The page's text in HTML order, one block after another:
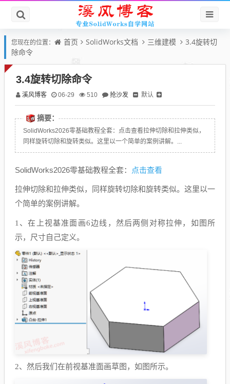
您现在的位置： 首页 SolidWorks文档 三维建模
3.4旋转切
除命令
3.4旋转切除命令
溪风博客 06-29 510 抢沙发 默认
摘要：
SolidWorks2026零基础教程全套：点击查看拉伸切除和拉伸类似，
同样旋转切除和旋转类似。这里以一个简单的案例讲解。...
SolidWorks2026零基础教程全套： 点击查看
拉伸切除和拉伸类似，同样旋转切除和旋转类似。这里以一
个简单的案例讲解。
1、在上视基准面画6边线，然后两侧对称拉伸，如图所
示，尺寸自己定义。
2、 然后我们在前视基准面画草图，如图所示。